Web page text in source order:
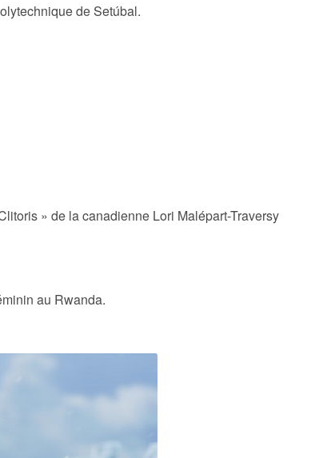
de Setúbal.
» de la canadienne Lori Malépart-Traversy
au Rwanda.